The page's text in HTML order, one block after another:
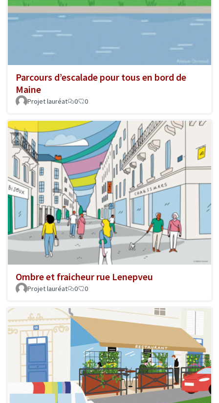
Parcours d’escalade pour tous en bord de
Maine
Projet lauréat 0 0
Ombre et fraicheur rue Lenepveu
Projet lauréat 0 0